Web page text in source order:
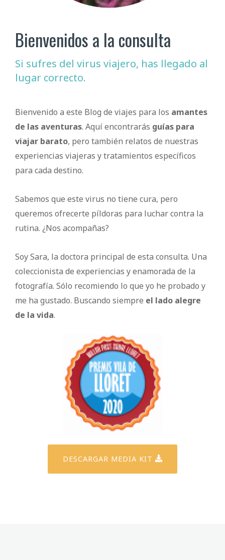
Bienvenidos a la consulta
Si sufres del virus viajero, has llegado al
lugar correcto.
Bienvenido a este Blog de viajes para los amantes
de las aventuras. Aquí encontrarás guías para
viajar barato, pero también relatos de nuestras
experiencias viajeras y tratamientos específicos
para cada destino.
Sabemos que este virus no tiene cura, pero
queremos ofrecerte píldoras para luchar contra la
rutina. ¿Nos acompañas?
Soy Sara, la doctora principal de esta consulta. Una
coleccionista de experiencias y enamorada de la
fotografía. Sólo recomiendo lo que yo he probado y
me ha gustado. Buscando siempre el lado alegre
de la vida.
DESCARGAR MEDIA KIT